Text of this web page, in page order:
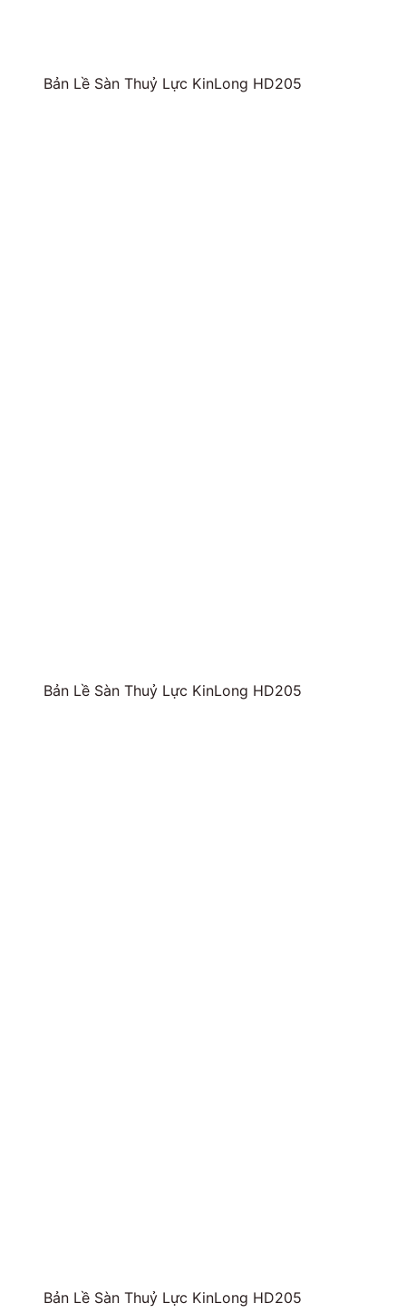
Bản Lề Sàn Thuỷ Lực KinLong HD205
Bản Lề Sàn Thuỷ Lực KinLong HD205
Bản Lề Sàn Thuỷ Lực KinLong HD205